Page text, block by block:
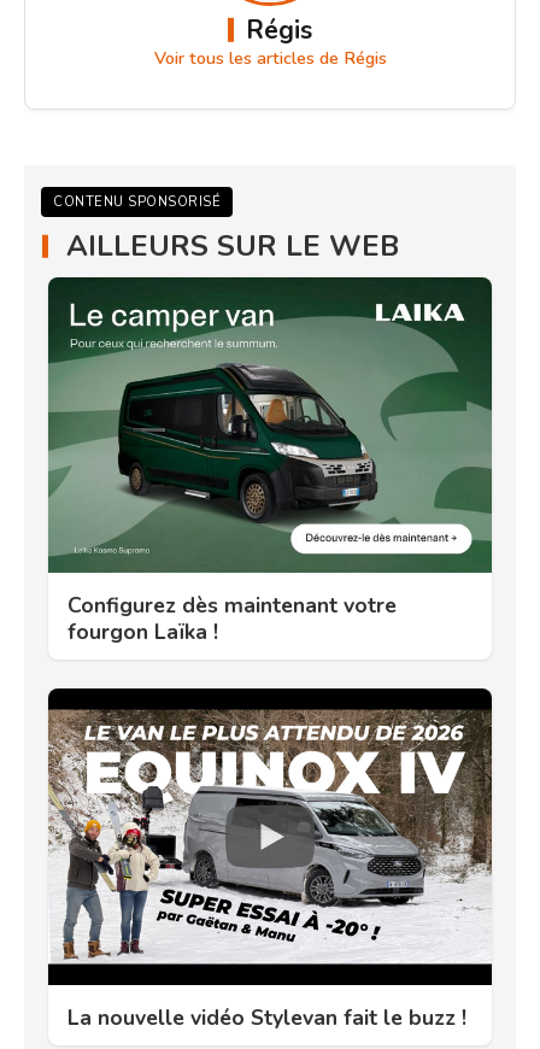
Régis
Voir tous les articles de Régis
CONTENU SPONSORISÉ
AILLEURS SUR LE WEB
Configurez dès maintenant votre
fourgon Laïka !
La nouvelle vidéo Stylevan fait le buzz !